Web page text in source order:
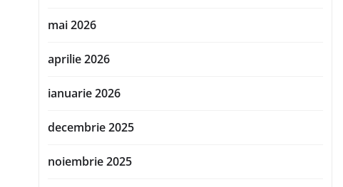
mai 2026
aprilie 2026
ianuarie 2026
decembrie 2025
noiembrie 2025